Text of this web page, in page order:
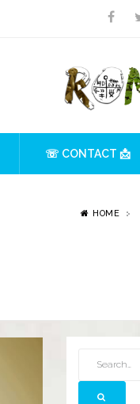
☏ CONTACT 📩
HOME